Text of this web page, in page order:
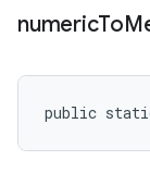
numericTo
public